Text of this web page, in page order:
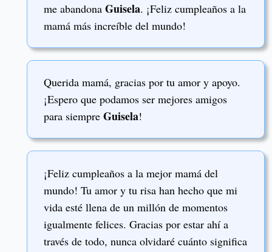
me abandona Guisela. ¡Feliz cumpleaños a la
mamá más increíble del mundo!
Querida mamá, gracias por tu amor y apoyo.
¡Espero que podamos ser mejores amigos
para siempre Guisela!
¡Feliz cumpleaños a la mejor mamá del
mundo! Tu amor y tu risa han hecho que mi
vida esté llena de un millón de momentos
igualmente felices. Gracias por estar ahí a
través de todo, nunca olvidaré cuánto significa